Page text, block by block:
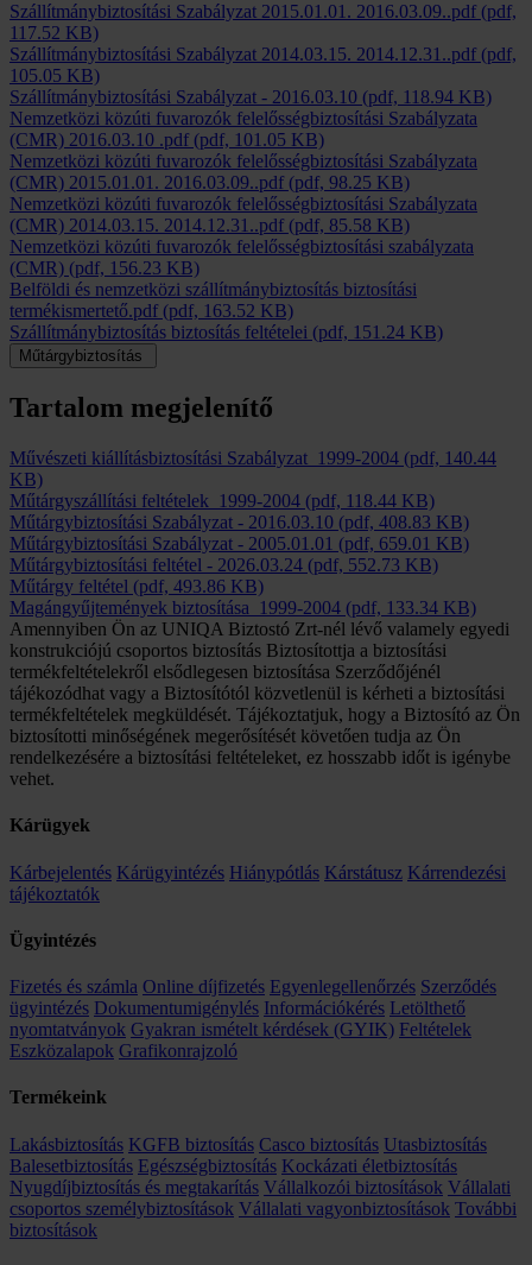
Szállítmánybiztosítási Szabályzat 2015.01.01. 2016.03.09..pdf (pdf,
117.52 KB)
Szállítmánybiztosítási Szabályzat 2014.03.15. 2014.12.31..pdf (pdf,
105.05 KB)
Szállítmánybiztosítási Szabályzat - 2016.03.10 (pdf, 118.94 KB)
Nemzetközi közúti fuvarozók felelősségbiztosítási Szabályzata
(CMR) 2016.03.10 .pdf (pdf, 101.05 KB)
Nemzetközi közúti fuvarozók felelősségbiztosítási Szabályzata
(CMR) 2015.01.01. 2016.03.09..pdf (pdf, 98.25 KB)
Nemzetközi közúti fuvarozók felelősségbiztosítási Szabályzata
(CMR) 2014.03.15. 2014.12.31..pdf (pdf, 85.58 KB)
Nemzetközi közúti fuvarozók felelősségbiztosítási szabályzata
(CMR) (pdf, 156.23 KB)
Belföldi és nemzetközi szállítmánybiztosítás biztosítási
termékismertető.pdf (pdf, 163.52 KB)
Szállítmánybiztosítás biztosítás feltételei (pdf, 151.24 KB)
Műtárgybiztosítás
Tartalom megjelenítő
Művészeti kiállításbiztosítási Szabályzat_1999-2004 (pdf, 140.44
KB)
Műtárgyszállítási feltételek_1999-2004 (pdf, 118.44 KB)
Műtárgybiztosítási Szabályzat - 2016.03.10 (pdf, 408.83 KB)
Műtárgybiztosítási Szabályzat - 2005.01.01 (pdf, 659.01 KB)
Műtárgybiztosítási feltétel - 2026.03.24 (pdf, 552.73 KB)
Műtárgy feltétel (pdf, 493.86 KB)
Magángyűjtemények biztosítása_1999-2004 (pdf, 133.34 KB)
Amennyiben Ön az UNIQA Biztostó Zrt-nél lévő valamely egyedi
konstrukciójú csoportos biztosítás Biztosítottja a biztosítási
termékfeltételekről elsődlegesen biztosítása Szerződőjénél
tájékozódhat vagy a Biztosítótól közvetlenül is kérheti a biztosítási
termékfeltételek megküldését. Tájékoztatjuk, hogy a Biztosító az Ön
biztosítotti minőségének megerősítését követően tudja az Ön
rendelkezésére a biztosítási feltételeket, ez hosszabb időt is igénybe
vehet.
Kárügyek
Kárbejelentés Kárügyintézés Hiánypótlás Kárstátusz Kárrendezési
tájékoztatók
Ügyintézés
Fizetés és számla Online díjfizetés Egyenlegellenőrzés Szerződés
ügyintézés Dokumentumigénylés Információkérés Letölthető
nyomtatványok Gyakran ismételt kérdések (GYIK) Feltételek
Eszközalapok Grafikonrajzoló
Termékeink
Lakásbiztosítás KGFB biztosítás Casco biztosítás Utasbiztosítás
Balesetbiztosítás Egészségbiztosítás Kockázati életbiztosítás
Nyugdíjbiztosítás és megtakarítás Vállalkozói biztosítások Vállalati
csoportos személybiztosítások Vállalati vagyonbiztosítások További
biztosítások